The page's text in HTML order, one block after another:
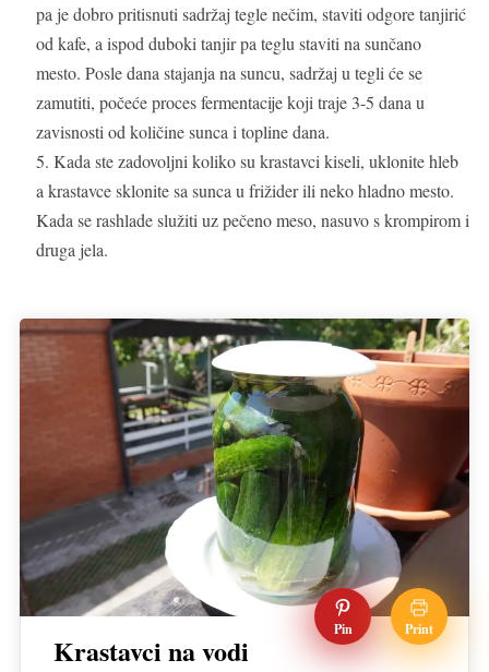
pa je dobro pritisnuti sadržaj tegle nečim, staviti odgore tanjirić
od kafe, a ispod duboki tanjir pa teglu staviti na sunčano
mesto. Posle dana stajanja na suncu, sadržaj u tegli će se
zamutiti, počeće proces fermentacije koji traje 3-5 dana u
zavisnosti od količine sunca i topline dana.
Kada ste zadovoljni koliko su krastavci kiseli, uklonite hleb
a krastavce sklonite sa sunca u frižider ili neko hladno mesto.
Kada se rashlade služiti uz pečeno meso, nasuvo s krompirom i
druga jela.
Pin Print
Krastavci na vodi